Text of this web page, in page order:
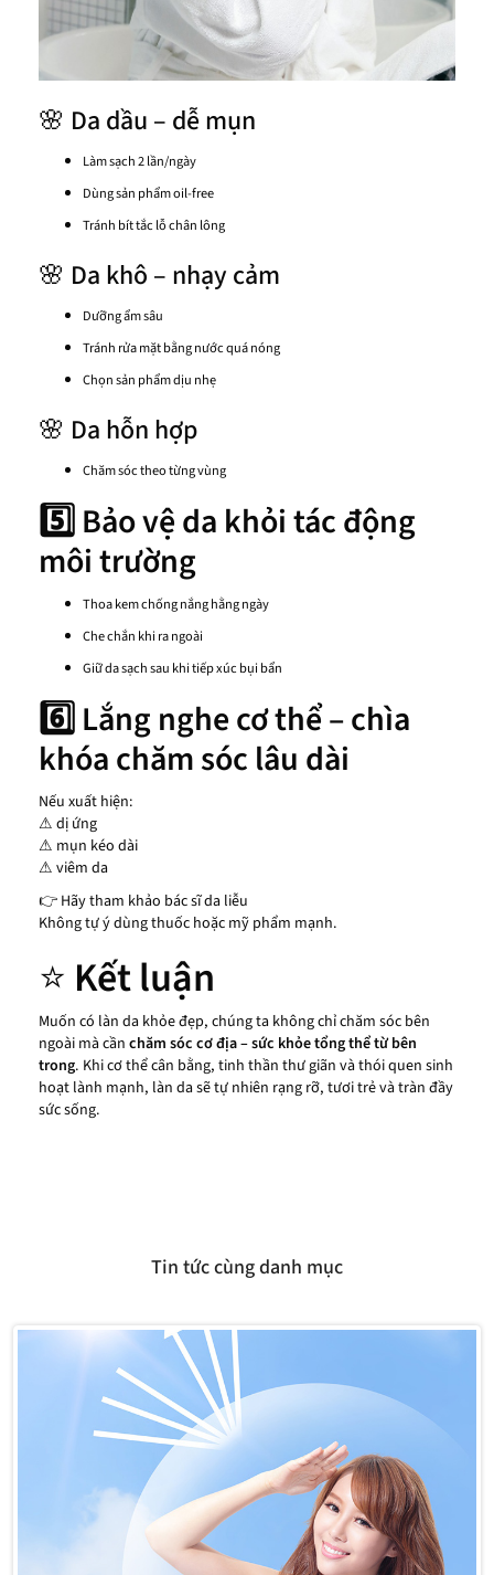
🌸 Da dầu – dễ mụn
Làm sạch 2 lần/ngày
Dùng sản phẩm oil-free
Tránh bít tắc lỗ chân lông
🌸 Da khô – nhạy cảm
Dưỡng ẩm sâu
Tránh rửa mặt bằng nước quá nóng
Chọn sản phẩm dịu nhẹ
🌸 Da hỗn hợp
Chăm sóc theo từng vùng
5️⃣ Bảo vệ da khỏi tác động
môi trường
Thoa kem chống nắng hằng ngày
Che chắn khi ra ngoài
Giữ da sạch sau khi tiếp xúc bụi bẩn
6️⃣ Lắng nghe cơ thể – chìa
khóa chăm sóc lâu dài
Nếu xuất hiện:
⚠ dị ứng
⚠ mụn kéo dài
⚠ viêm da
👉 Hãy tham khảo bác sĩ da liễu
Không tự ý dùng thuốc hoặc mỹ phẩm mạnh.
⭐ Kết luận
Muốn có làn da khỏe đẹp, chúng ta không chỉ chăm sóc bên
ngoài mà cần chăm sóc cơ địa – sức khỏe tổng thể từ bên
trong. Khi cơ thể cân bằng, tinh thần thư giãn và thói quen sinh
hoạt lành mạnh, làn da sẽ tự nhiên rạng rỡ, tươi trẻ và tràn đầy
sức sống.
Tin tức cùng danh mục